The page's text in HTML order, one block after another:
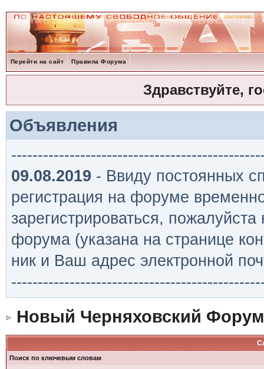
Перейти на сайт Правила Форума
Здравствуйте,
Объявления
09.08.2019 - Ввиду постоянных
регистрация на форуме
зарегистрироваться,
форума (указана на странице
ник и Ваш адрес электронной
Новый Черняховский Форум
Поиск по ключевым словам